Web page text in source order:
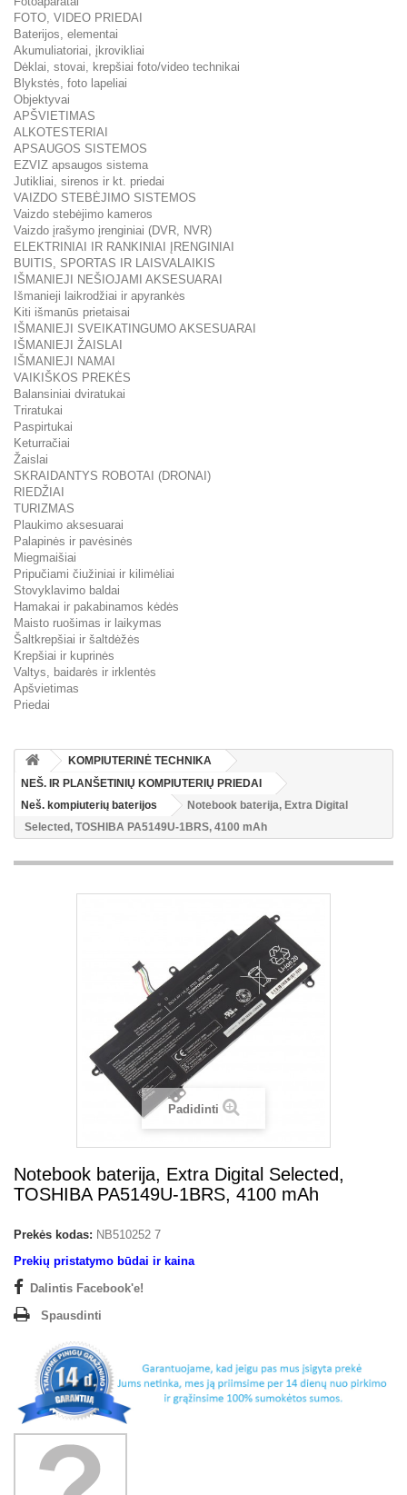
FOTO, VIDEO PRIEDAI
Baterijos, elementai
Akumuliatoriai, įkrovikliai
Dėklai, stovai, krepšiai foto/video technikai
Blykstės, foto lapeliai
Objektyvai
APŠVIETIMAS
ALKOTESTERIAI
APSAUGOS SISTEMOS
EZVIZ apsaugos sistema
Jutikliai, sirenos ir kt. priedai
VAIZDO STEBĖJIMO SISTEMOS
Vaizdo stebėjimo kameros
Vaizdo įrašymo įrenginiai (DVR, NVR)
ELEKTRINIAI IR RANKINIAI ĮRENGINIAI
BUITIS, SPORTAS IR LAISVALAIKIS
IŠMANIEJI NEŠIOJAMI AKSESUARAI
Išmanieji laikrodžiai ir apyrankės
Kiti išmanūs prietaisai
IŠMANIEJI SVEIKATINGUMO AKSESUARAI
IŠMANIEJI ŽAISLAI
IŠMANIEJI NAMAI
VAIKIŠKOS PREKĖS
Balansiniai dviratukai
Triratukai
Paspirtukai
Keturračiai
Žaislai
SKRAIDANTYS ROBOTAI (DRONAI)
RIEDŽIAI
TURIZMAS
Plaukimo aksesuarai
Palapinės ir pavėsinės
Miegmaišiai
Pripučiami čiužiniai ir kilimėliai
Stovyklavimo baldai
Hamakai ir pakabinamos kėdės
Maisto ruošimas ir laikymas
Šaltkrepšiai ir šaltdėžės
Krepšiai ir kuprinės
Valtys, baidarės ir irklentės
Apšvietimas
Priedai
KOMPIUTERINĖ TECHNIKA
NEŠ. IR PLANŠETINIŲ KOMPIUTERIŲ PRIEDAI
Neš. kompiuterių baterijos
Notebook baterija, Extra Digital
Selected, TOSHIBA PA5149U-1BRS, 4100 mAh
Padidinti
Notebook baterija, Extra Digital Selected,
TOSHIBA PA5149U-1BRS, 4100 mAh
Prekės kodas: NB510252 7
Prekių pristatymo būdai ir kaina
Dalintis Facebook'e!
Spausdinti